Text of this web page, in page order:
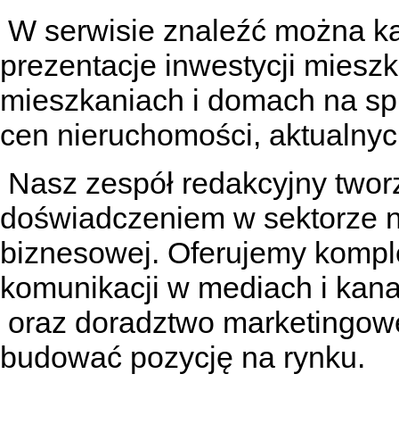
W serwisie znaleźć można
prezentacje inwestycji
mieszkaniach i domach na
cen nieruchomości,
Nasz zespół redakcyjny
doświadczeniem w sektorze
biznesowej. Oferujemy
komunikacji w mediach i
oraz doradztwo
budować pozycję na rynku.